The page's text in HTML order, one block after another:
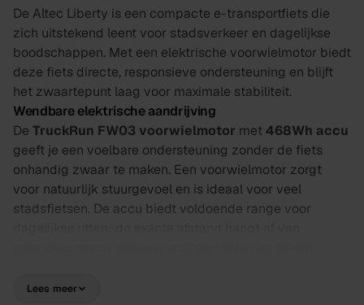
De Altec Liberty is een compacte e-transportfiets die
zich uitstekend leent voor stadsverkeer en dagelijkse
boodschappen. Met een elektrische voorwielmotor biedt
deze fiets directe, responsieve ondersteuning en blijft
het zwaartepunt laag voor maximale stabiliteit.
Wendbare elektrische aandrijving
De TruckRun FW03 voorwielmotor met468Wh accu
geeft je een voelbare ondersteuning zonder de fiets
onhandig zwaar te maken. Een voorwielmotor zorgt
voor natuurlijk stuurgevoel en is ideaal voor veel
stadsfietsen. De accu biedt voldoende range voor
Dehydraulische schijfremmen
Lees meer